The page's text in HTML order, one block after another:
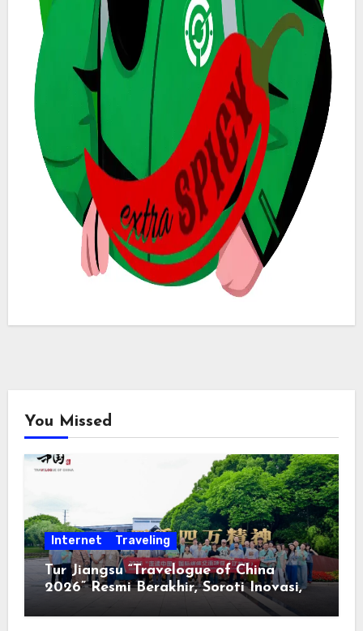
You Missed
Internet Traveling
Tur Jiangsu “Travelogue of China
2026” Resmi Berakhir, Soroti Inovasi,
Keterbukaan, dan Pembangunan
Berorientasi pada Masyarakat